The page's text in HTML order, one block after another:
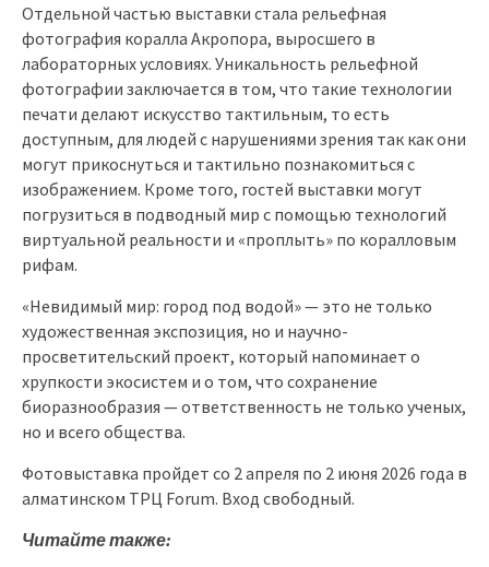
Отдельной частью выставки стала рельефная
фотография коралла Акропора, выросшего в
лабораторных условиях. Уникальность рельефной
фотографии заключается в том, что такие технологии
печати делают искусство тактильным, то есть
доступным, для людей с нарушениями зрения так как они
могут прикоснуться и тактильно познакомиться с
изображением. Кроме того, гостей выставки могут
погрузиться в подводный мир с помощью технологий
виртуальной реальности и «проплыть» по коралловым
рифам.
«Невидимый мир: город под водой» — это не только
художественная экспозиция, но и научно-
просветительский проект, который напоминает о
хрупкости экосистем и о том, что сохранение
биоразнообразия — ответственность не только ученых,
но и всего общества.
Фотовыставка пройдет со 2 апреля по 2 июня 2026 года в
алматинском ТРЦ Forum. Вход свободный.
Читайте также: